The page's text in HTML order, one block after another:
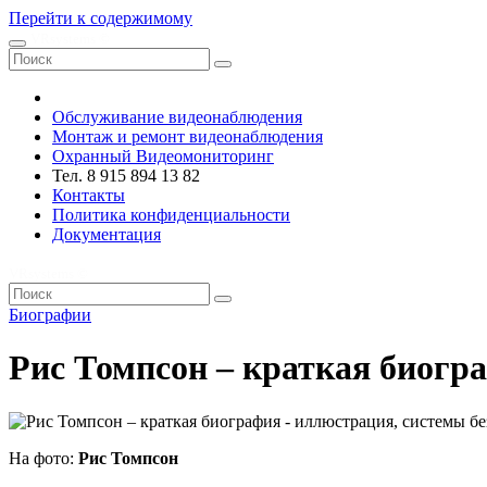
Перейти к содержимому
Обслуживание видеонаблюдения
Монтаж и ремонт видеонаблюдения
Охранный Видеомониторинг
Тел. 8 915 894 13 82
Контакты
Политика конфиденциальности
Документация
Биографии
Рис Томпсон – краткая
На фото: Рис Томпсон